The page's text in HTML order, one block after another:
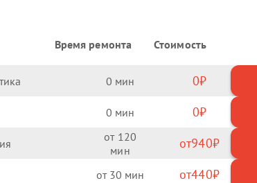
Время ремонта Стоимость
0 0
0 0
120 940
30 440